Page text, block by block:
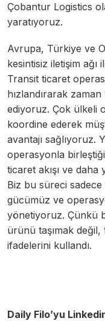
Çobantur Logistics
yaratıyoruz.
Avrupa, Türkiye ve
kesintisiz iletişim
Transit ticaret
hızlandırarak
ediyoruz. Çok ülkeli
koordine ederek
avantajı sağlıyoruz.
operasyonla
ticaret akışı ve daha
Biz bu süreci sadece
gücümüz ve
yönetiyoruz. Çünkü
ürünü taşımak
ifadelerini kullandı.
Daily Filo’yu